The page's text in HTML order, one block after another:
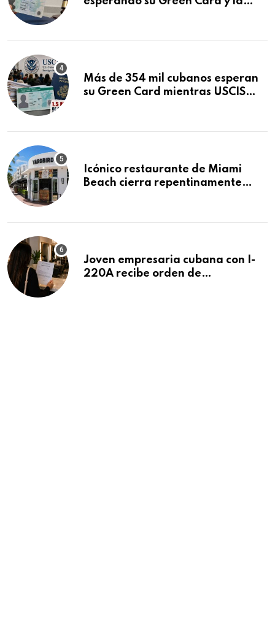
Más de 354 mil cubanos esperan
su Green Card mientras USCIS
Icónico restaurante de Miami
Beach cierra repentinamente
Joven empresaria cubana con I-
220A recibe orden de